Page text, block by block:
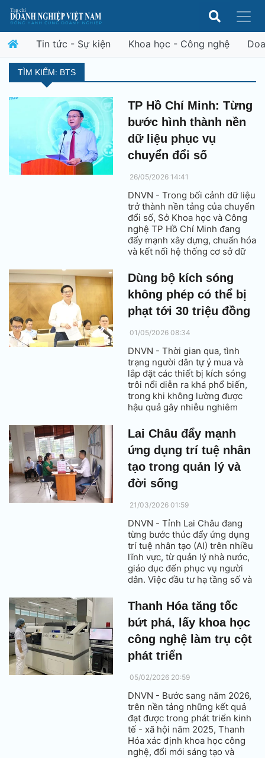
Tin tức - Sự kiện Khoa học - Công nghệ
TÌM KIẾM: BTS
TP Hồ Chí Minh: Từng
bước hình thành nền
dữ liệu phục vụ
chuyển đổi số
26/05/2026 14:41
DNVN - Trong bối cảnh dữ liệu
trở thành nền tảng của chuyển
đổi số, Sở Khoa học và Công
nghệ TP Hồ Chí Minh đang
đẩy mạnh xây dựng, chuẩn hóa
và kết nối hệ thống cơ sở dữ
khai thác hiệu quả dữ liệu
phục vụ quản lý nhà nước,
người dân và doanh nghiệp.
Dùng bộ kích sóng
không phép có thể bị
phạt tới 30 triệu đồng
01/05/2026 08:34
DNVN - Thời gian qua, tình
trạng người dân tự ý mua và
lắp đặt các thiết bị kích sóng
trôi nổi diễn ra khá phổ biến,
trong khi không lường được
hậu quả gây nhiễu nghiêm
quanh.
Lai Châu đẩy mạnh
ứng dụng trí tuệ nhân
tạo trong quản lý và
đời sống
21/03/2026 01:59
DNVN - Tỉnh Lai Châu đang
từng bước thúc đẩy ứng dụng
trí tuệ nhân tạo (AI) trên nhiều
lĩnh vực, từ quản lý nhà nước,
giáo dục đến phục vụ người
dân. Việc đầu tư hạ tầng số và
nghệ được kỳ vọng tạo nền
tảng cho phát triển chính
quyền số và kinh tế số tại địa
phương.
Thanh Hóa tăng tốc
bứt phá, lấy khoa học
công nghệ làm trụ cột
phát triển
05/02/2026 20:59
DNVN - Bước sang năm 2026,
trên nền tảng những kết quả
đạt được trong phát triển kinh
tế - xã hội năm 2025, Thanh
Hóa xác định khoa học công
nghệ, đổi mới sáng tạo và